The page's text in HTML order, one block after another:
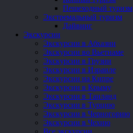
Пешеходный туризм
Экстремальный туризм
Дайвинг
Экскурсии
Экскурсии в Абхазии
Экскурсии во Вьетнаме
Экскурсии в Грузии
Экскурсии в Израиле
Экскурсии на Кипре
Экскурсии в Крыму
Экскурсии в Таиланд
Экскурсии в Турцию
Экскурсии в Черногорию
Экскурсии в Чехию
Все экскурсии